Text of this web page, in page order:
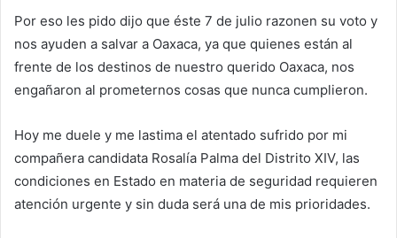
Por eso les pido dijo que éste 7 de julio razonen su voto y
nos ayuden a salvar a Oaxaca, ya que quienes están al
frente de los destinos de nuestro querido Oaxaca, nos
engañaron al prometernos cosas que nunca cumplieron.
Hoy me duele y me lastima el atentado sufrido por mi
compañera candidata Rosalía Palma del Distrito XIV, las
condiciones en Estado en materia de seguridad requieren
atención urgente y sin duda será una de mis prioridades.